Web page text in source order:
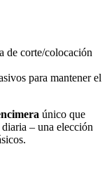
de corte/colocación
para mantener el
único que
– una elección